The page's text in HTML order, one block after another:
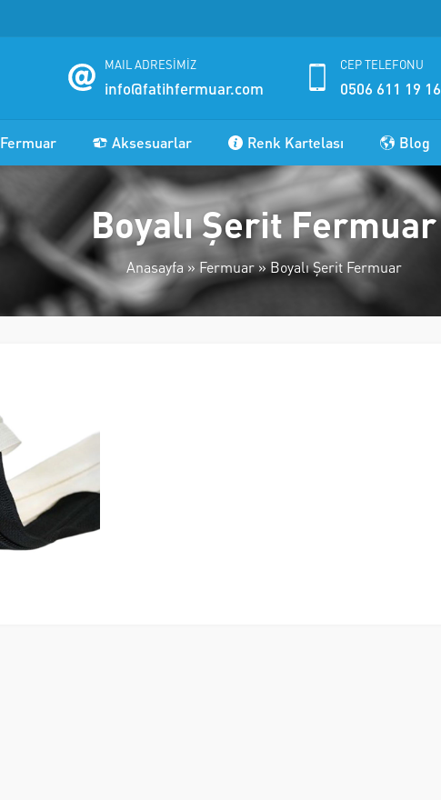
MAIL ADRESİMİZ
info@fatihfermuar.com
CEP TELEFONU
0506 611 19 16
Fermuar Aksesuarlar Renk Kartelası Blog
Boyalı Şerit Fermuar
Anasayfa » Fermuar»Boyalı Şerit Fermuar